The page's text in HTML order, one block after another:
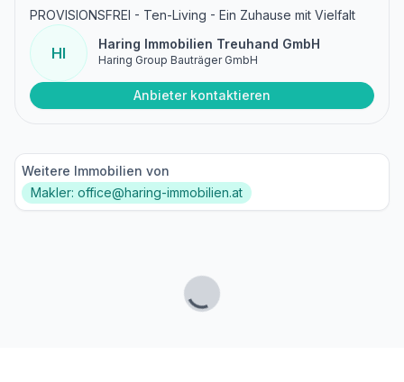
PROVISIONSFREI - Ten-Living - Ein Zuhause mit Vielfalt
HI
Haring Immobilien Treuhand GmbH
Haring Group Bauträger GmbH
Anbieter kontaktieren
Weitere Immobilien von
Makler: office@haring-immobilien.at